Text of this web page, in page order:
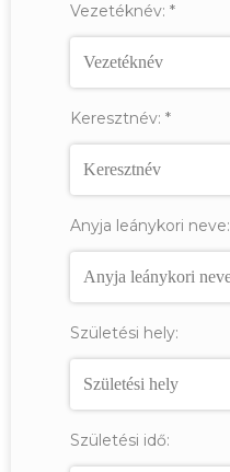
Vezetéknév: *
Keresztnév: *
Anyja leánykori neve:
Születési hely:
Születési idő: